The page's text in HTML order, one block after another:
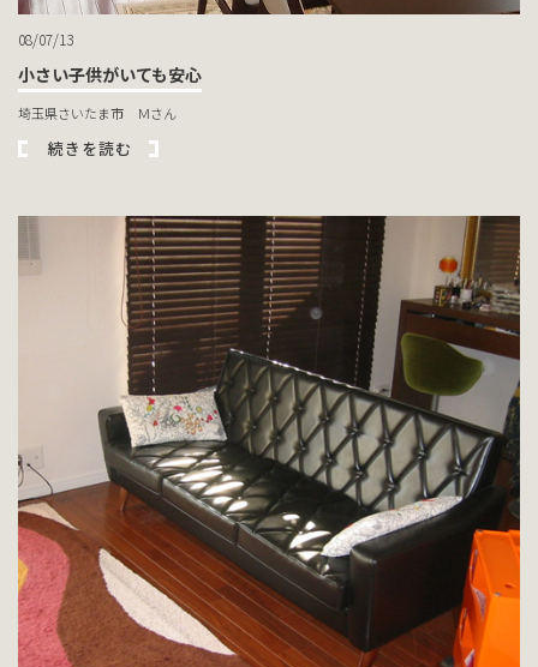
08/07/13
小さい子供がいても安心
埼玉県さいたま市 Ｍさん
続きを読む